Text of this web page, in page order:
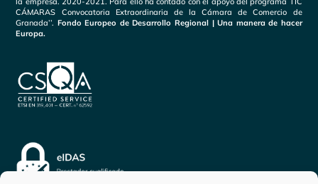
CÁMARAS Convocatoria Extraordinaria de la Cámara de Comercio de
Granada’’. Fondo Europeo de Desarrollo Regional | Una manera de hacer
Europa.